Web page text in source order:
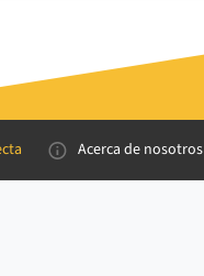
Acerca de nosotros